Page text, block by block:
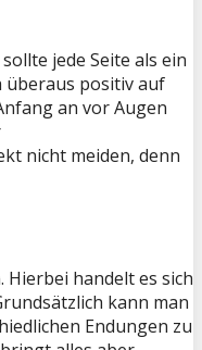
jede Seite als ein
überaus positiv auf
an vor Augen
nicht meiden, denn
handelt es sich
kann man
Endungen zu